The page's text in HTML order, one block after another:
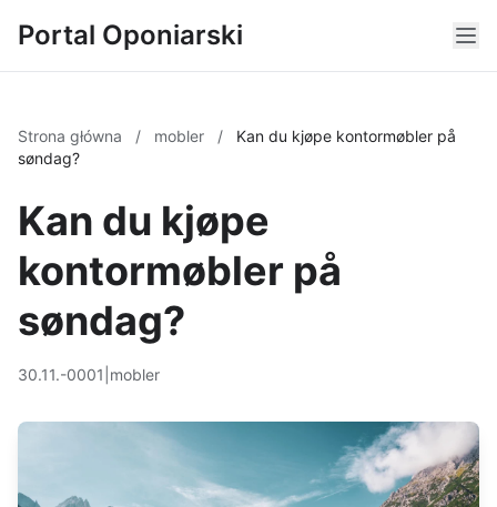
Portal Oponiarski
Strona główna / mobler /
Kan du kjøpe kontormøbler på
søndag?
Kan du kjøpe
kontormøbler på
søndag?
30.11.-0001 mobler